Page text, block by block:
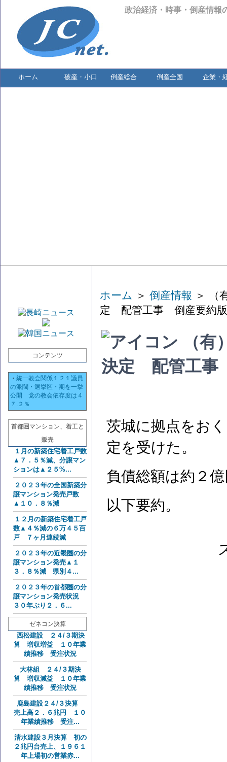
政治経済・時事・倒産情報
ホーム 破産・小口 倒産総合 倒産全国 企業・
コンテンツ
・ 統一教会関係１２１議員
の派閥・選挙区・期を一挙
公開 党の教会依存度は４
７.２％
首都圏マンション、着工と
販売
１月の新築住宅着工戸数
▲７．５％減、分譲マン
ションは▲２５%...
２０２３年の全国新築分
譲マンション発売戸数
▲１０．８％減
１２月の新築住宅着工戸
数▲４％減の６万４５百
戸 ７ヶ月連続減
２０２３年の近畿圏の分
譲マンション発売▲１
３．８％減 県別４...
２０２３年の首都圏の分
譲マンション発売状況
３０年ぶり２．６...
ゼネコン決算
西松建設 ２４/３期決
算 増収増益 １０年業
績推移 受注状況
大林組 ２４/３期決
算 増収減益 １０年業
績推移 受注状況
鹿島建設２４/３決算
売上高２．６兆円 １０
年業績推移 受注...
清水建設３月決算 初の
２兆円台売上、１９６１
年上場初の営業赤...
ホーム ＞ 倒産情報 ＞ （
定 配管工事 倒産要約版
（有
決定 配管工事
茨城に拠点をお
定を受けた。
負債総額は約２
以下要約。